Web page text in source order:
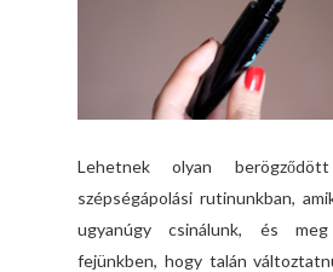
Lehetnek olyan
szépségápolási rutinunkban,
ugyanúgy csinálunk, és
fejünkben, hogy talán